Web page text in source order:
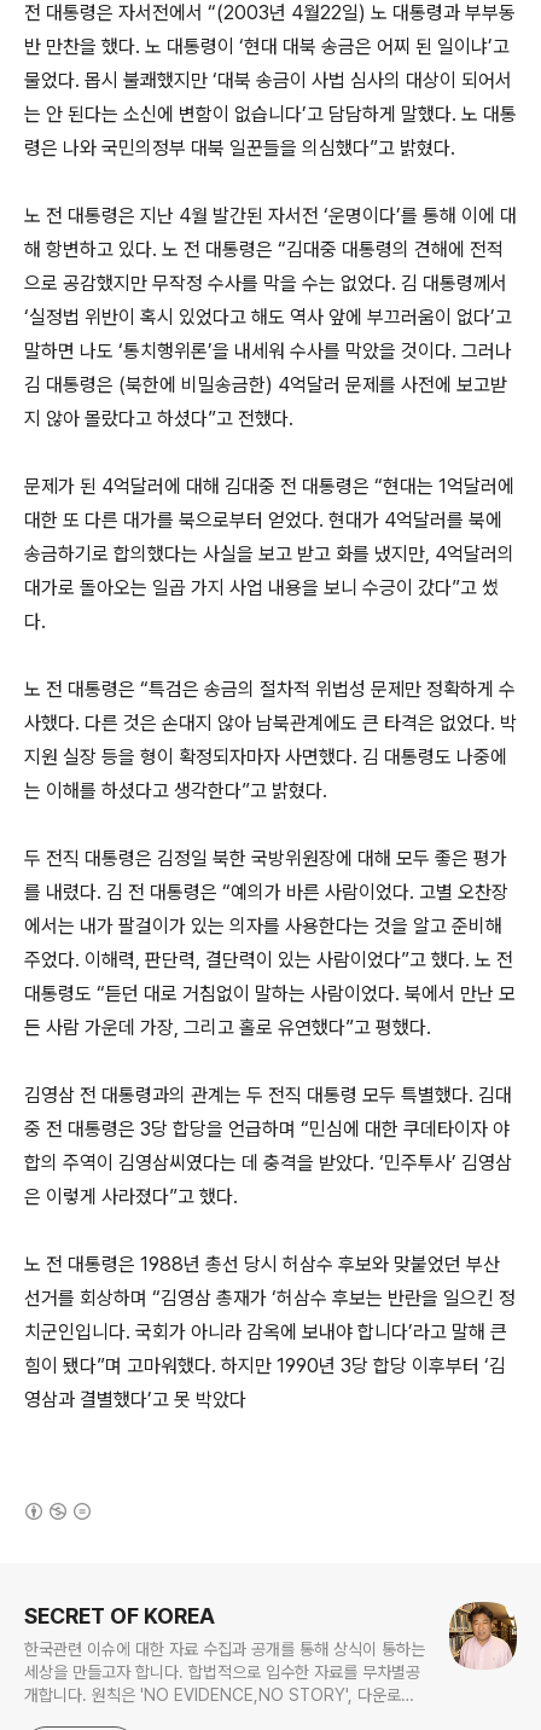
전 대통령은 자서전에서 “(2003년 4월22일) 노 대통령과 부부동
반 만찬을 했다. 노 대통령이 ‘현대 대북 송금은 어찌 된 일이냐’고
물었다. 몹시 불쾌했지만 ‘대북 송금이 사법 심사의 대상이 되어서
는 안 된다는 소신에 변함이 없습니다’고 담담하게 말했다. 노 대통
령은 나와 국민의정부 대북 일꾼들을 의심했다”고 밝혔다.
노 전 대통령은 지난 4월 발간된 자서전 ‘운명이다’를 통해 이에 대
해 항변하고 있다. 노 전 대통령은 “김대중 대통령의 견해에 전적
으로 공감했지만 무작정 수사를 막을 수는 없었다. 김 대통령께서
‘실정법 위반이 혹시 있었다고 해도 역사 앞에 부끄러움이 없다’고
말하면 나도 ‘통치행위론’을 내세워 수사를 막았을 것이다. 그러나
김 대통령은 (북한에 비밀송금한) 4억달러 문제를 사전에 보고받
지 않아 몰랐다고 하셨다”고 전했다.
문제가 된 4억달러에 대해 김대중 전 대통령은 “현대는 1억달러에
대한 또 다른 대가를 북으로부터 얻었다. 현대가 4억달러를 북에
송금하기로 합의했다는 사실을 보고 받고 화를 냈지만, 4억달러의
대가로 돌아오는 일곱 가지 사업 내용을 보니 수긍이 갔다”고 썼
다.
노 전 대통령은 “특검은 송금의 절차적 위법성 문제만 정확하게 수
사했다. 다른 것은 손대지 않아 남북관계에도 큰 타격은 없었다. 박
지원 실장 등을 형이 확정되자마자 사면했다. 김 대통령도 나중에
는 이해를 하셨다고 생각한다”고 밝혔다.
두 전직 대통령은 김정일 북한 국방위원장에 대해 모두 좋은 평가
를 내렸다. 김 전 대통령은 “예의가 바른 사람이었다. 고별 오찬장
에서는 내가 팔걸이가 있는 의자를 사용한다는 것을 알고 준비해
주었다. 이해력, 판단력, 결단력이 있는 사람이었다”고 했다. 노 전
대통령도 “듣던 대로 거침없이 말하는 사람이었다. 북에서 만난 모
든 사람 가운데 가장, 그리고 홀로 유연했다”고 평했다.
김영삼 전 대통령과의 관계는 두 전직 대통령 모두 특별했다. 김대
중 전 대통령은 3당 합당을 언급하며 “민심에 대한 쿠데타이자 야
합의 주역이 김영삼씨였다는 데 충격을 받았다. ‘민주투사’ 김영삼
은 이렇게 사라졌다”고 했다.
노 전 대통령은 1988년 총선 당시 허삼수 후보와 맞붙었던 부산
선거를 회상하며 “김영삼 총재가 ‘허삼수 후보는 반란을 일으킨 정
치군인입니다. 국회가 아니라 감옥에 보내야 합니다’라고 말해 큰
힘이 됐다”며 고마워했다. 하지만 1990년 3당 합당 이후부터 ‘김
영삼과 결별했다’고 못 박았다
SECRET OF KOREA
한국관련 이슈에 대한 자료 수집과 공개를 통해 상식이 통하는
세상을 만들고자 합니다. 합법적으로 입수한 자료를 무차별공
개합니다. 원칙은 'NO EVIDENCE,NO STORY', 다운로드